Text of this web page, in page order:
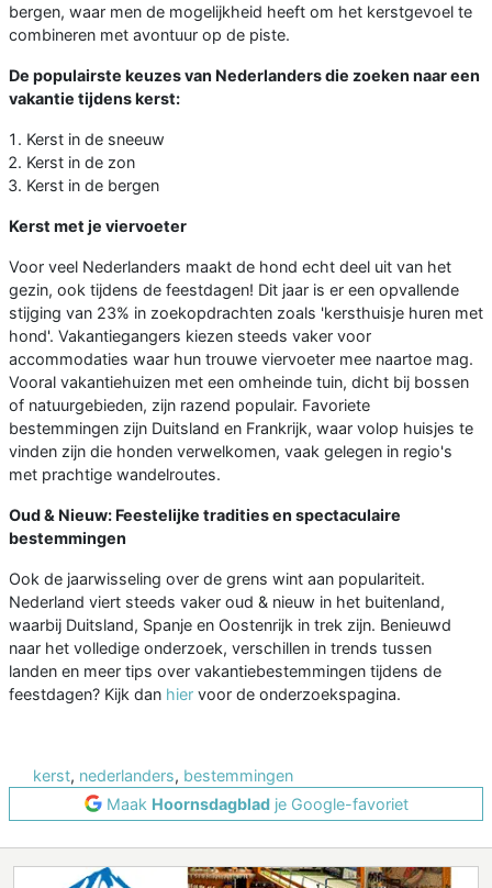
bergen, waar men de mogelijkheid heeft om het kerstgevoel te
combineren met avontuur op de piste.
De populairste keuzes van Nederlanders die zoeken naar een
vakantie tijdens kerst:
Kerst in de sneeuw
Kerst in de zon
Kerst in de bergen
Kerst met je viervoeter
Voor veel Nederlanders maakt de hond echt deel uit van het
gezin, ook tijdens de feestdagen! Dit jaar is er een opvallende
stijging van 23% in zoekopdrachten zoals 'kersthuisje huren met
hond'. Vakantiegangers kiezen steeds vaker voor
accommodaties waar hun trouwe viervoeter mee naartoe mag.
Vooral vakantiehuizen met een omheinde tuin, dicht bij bossen
of natuurgebieden, zijn razend populair. Favoriete
bestemmingen zijn Duitsland en Frankrijk, waar volop huisjes te
vinden zijn die honden verwelkomen, vaak gelegen in regio's
met prachtige wandelroutes.
Oud & Nieuw: Feestelijke tradities en spectaculaire
bestemmingen
Ook de jaarwisseling over de grens wint aan populariteit.
Nederland viert steeds vaker oud & nieuw in het buitenland,
waarbij Duitsland, Spanje en Oostenrijk in trek zijn. Benieuwd
naar het volledige onderzoek, verschillen in trends tussen
landen en meer tips over vakantiebestemmingen tijdens de
feestdagen? Kijk dan hier voor de onderzoekspagina.
kerst, nederlanders, bestemmingen
Maak Hoornsdagbladje Google-favoriet